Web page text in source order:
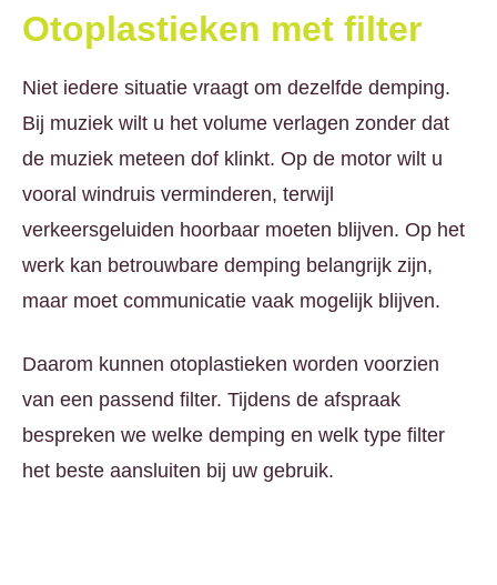
Otoplastieken met filter
Niet iedere situatie vraagt om dezelfde demping.
Bij muziek wilt u het volume verlagen zonder dat
de muziek meteen dof klinkt. Op de motor wilt u
vooral windruis verminderen, terwijl
verkeersgeluiden hoorbaar moeten blijven. Op het
werk kan betrouwbare demping belangrijk zijn,
maar moet communicatie vaak mogelijk blijven.
Daarom kunnen otoplastieken worden voorzien
van een passend filter. Tijdens de afspraak
bespreken we welke demping en welk type filter
het beste aansluiten bij uw gebruik.